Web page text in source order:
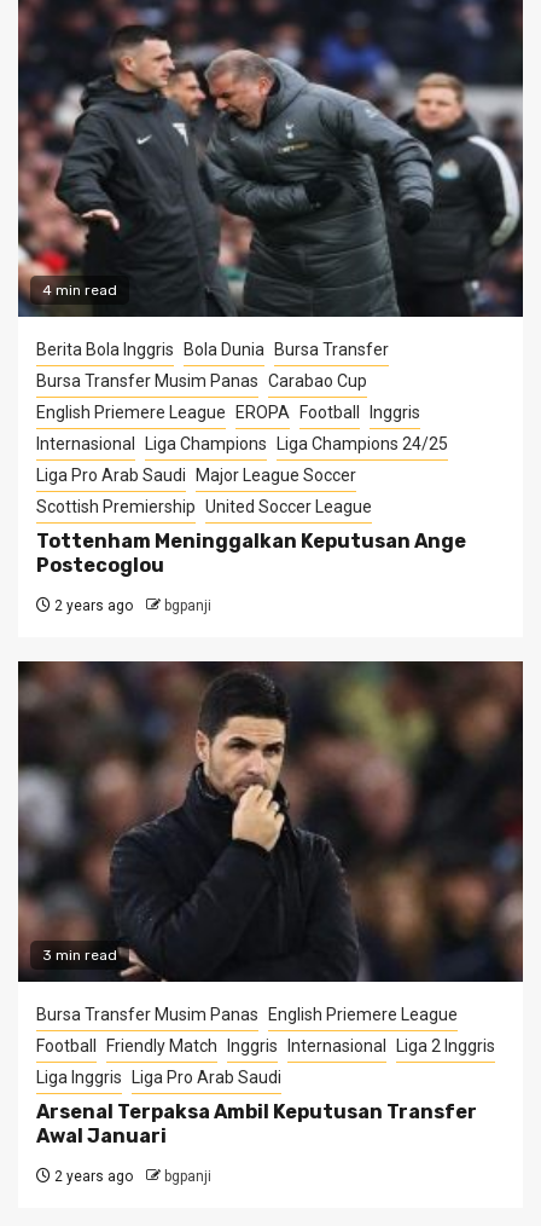
4 min read
Berita Bola Inggris Bola Dunia
Bursa Transfer
Bursa Transfer Musim Panas Carabao Cup
English Priemere League
EROPA Football
Inggris
Internasional
Liga Champions
Liga Champions 24/25
Liga Pro Arab Saudi
Major League Soccer
Scottish Premiership United Soccer League
Tottenham Meninggalkan Keputusan Ange
Postecoglou
2 years ago bgpanji
3 min read
Bursa Transfer Musim Panas
English Priemere League
Football
Friendly Match Inggris Internasional
Liga 2 Inggris
Liga Inggris
Liga Pro Arab Saudi
Arsenal Terpaksa Ambil Keputusan Transfer
Awal Januari
2 years ago bgpanji